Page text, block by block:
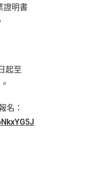
證明書
起至
名：